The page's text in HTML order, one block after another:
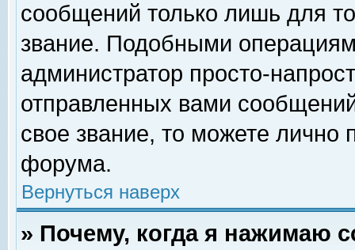
сообщений только лишь для
звание. Подобными
администратор просто-
отправленных вами
свое звание, то можете лично
форума.
Вернуться наверх
» Почему, когда я нажимаю